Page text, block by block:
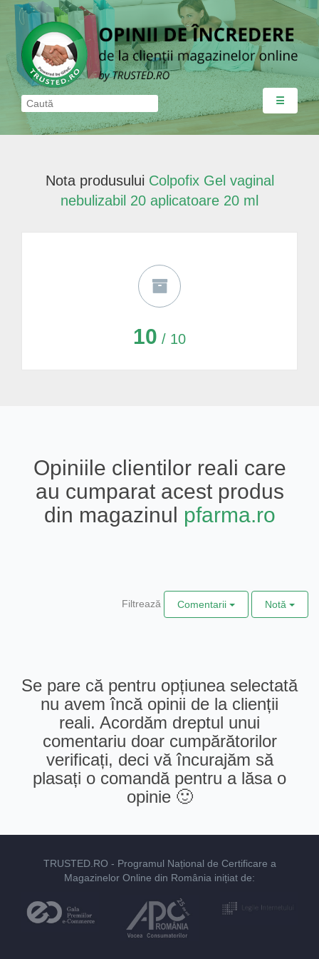
☰
Nota produsului Colpofix Gel vaginal
nebulizabil 20 aplicatoare 20 ml
10 / 10
Opiniile clientilor reali care
au cumparat acest produs
din magazinul pfarma.ro
Filtrează Comentarii Notă
Se pare că pentru opțiunea selectată
nu avem încă opinii de la clienții
reali. Acordăm dreptul unui
comentariu doar cumpărătorilor
verificați, deci vă încurajăm să
plasați o comandă pentru a lăsa o
opinie 🙂
TRUSTED.RO - Programul Național de Certificare a
Magazinelor Online din România inițiat de: